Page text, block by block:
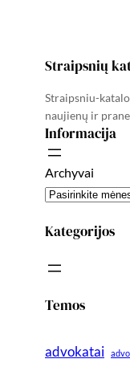
Straipsnių
Straipsniu-
naujienų ir
Informacija
Archyvai
Kategorijos
Temos
advokatai